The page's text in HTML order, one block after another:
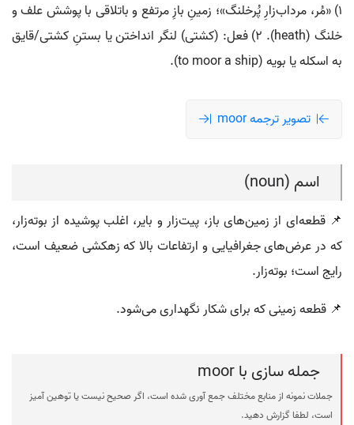
۱) «مُر، مرداب‌زارِ پُرخلنگ»؛ زمینِ بازِ مرتفع و باتلاقی با پوشش علف و
خلنگ (heath). ۲) فعل: (کشتی) لنگر انداختن یا بستنِ کشتی/قایق
به اسکله یا بویه (to moor a ship).
تصویر ترجمه moor
اسم (noun)
📌 قطعه‌ای از زمین‌های باز، پیت‌زار و بایر، اغلب پوشیده از بوته‌زار،
که در عرض‌های جغرافیایی و ارتفاعات بالا که زهکشی ضعیف است،
رایج است؛ بوته‌زار.
📌 قطعه زمینی که برای شکار نگهداری می‌شود.
جمله سازی با moor
جملات نمونه از منابع مختلف جمع آوری شده است، اگر صحیح نیست یا توهین آمیز
است، لطفا گزارش دهید.